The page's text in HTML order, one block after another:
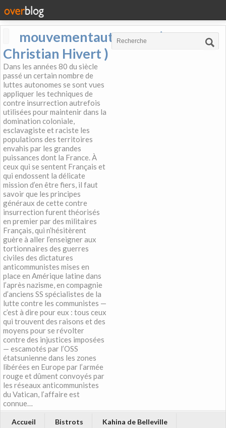
mouvementautonome (
Christian Hivert )
Dans les années 80 du siècle
passé un certain nombre de
luttes autonomes se sont vues
appliquer les techniques de
contre insurrection autrefois
utilisées pour maintenir dans la
domination coloniale,
esclavagiste et raciste les
populations des territoires
envahis par les grandes
puissances dont la France. À
ceux qui se sentent Français et
qui endossent la délicate
mission d’en être fiers, il faut
savoir que les principes
généraux de cette contre
insurrection furent théorisés
en premier par des militaires
Français, qui n’hésitèrent
guère à aller l’enseigner aux
tortionnaires des guerres
civiles des dictatures
anticommunistes mises en
place en Amérique latine dans
l’après nazisme, en compagnie
d’anciens SS spécialistes de la
lutte contre les communistes —
c’est à dire pour eux : tous ceux
qui trouvent des raisons et des
moyens pour se révolter
contre des injustices imposées
— escamotés par l’OSS
étatsunienne dans les zones
libérées en Europe par l’armée
rouge et dûment convoyés par
les réseaux anticommunistes
du Vatican, l’affaire est
connue…
Accueil Bistrots
Kahina de Belleville